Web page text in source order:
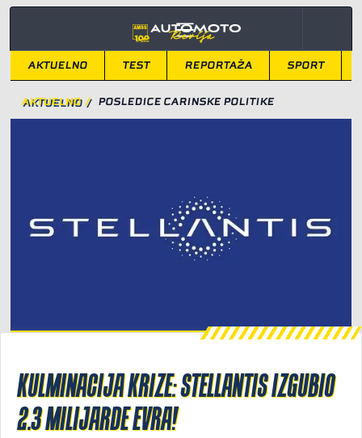
Light/Dark mode
AKTUELNO TEST REPORTAŽA SPORT
AKTUELNO / POSLEDICE CARINSKE POLITIKE
KULMINACIJA KRIZE: STELLANTIS IZGUBIO
2.3 MILIJARDE EVRA!